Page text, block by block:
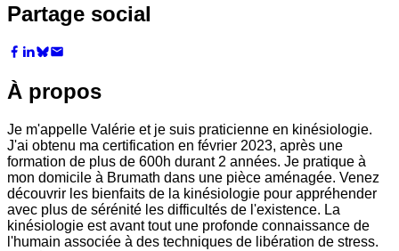
Partage social
À propos
Je m'appelle Valérie et je suis praticienne en kinésiologie.
J'ai obtenu ma certification en février 2023, après une
formation de plus de 600h durant 2 années. Je pratique à
mon domicile à Brumath dans une pièce aménagée. Venez
découvrir les bienfaits de la kinésiologie pour appréhender
avec plus de sérénité les difficultés de l'existence. La
kinésiologie est avant tout une profonde connaissance de
l'humain associée à des techniques de libération de stress.